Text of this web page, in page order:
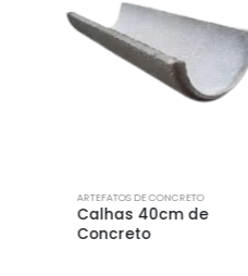
ARTEFATOS DE CONCRETO
Calhas 40cm de
Concreto